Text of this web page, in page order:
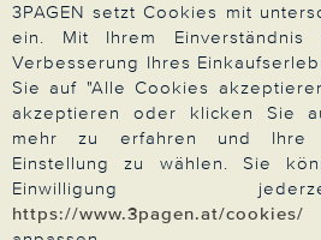
Über 3PAGEN
Wir beraten Sie gern
3PAGEN setzt Cookies mit
ein. Mit Ihrem
Verbesserung Ihres
Sie auf "Alle Cookies
akzeptieren oder klicken Sie
mehr zu erfahren und Ihre
Einstellung zu wählen. Sie
Einwilligung
https://www.3pagen.at/cookies/